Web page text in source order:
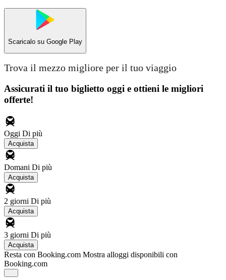
Scaricalo su Google Play
Trova il mezzo migliore per il tuo viaggio
Assicurati il ​​tuo biglietto oggi e ottieni le migliori
offerte!
Oggi Di più
Acquista
Domani Di più
Acquista
2 giorni Di più
Acquista
3 giorni Di più
Acquista
Resta con Booking.com Mostra alloggi disponibili con
Booking.com